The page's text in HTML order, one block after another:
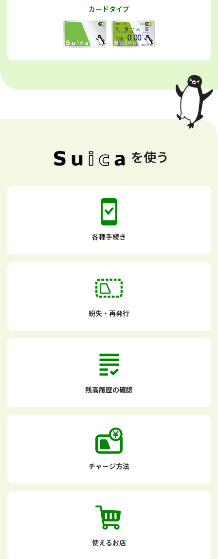
カードタイプ
を使う
各種手続き
紛失・再発行
残高履歴の確認
チャージ方法
使えるお店